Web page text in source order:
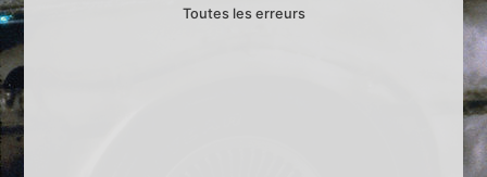
Toutes les erreurs